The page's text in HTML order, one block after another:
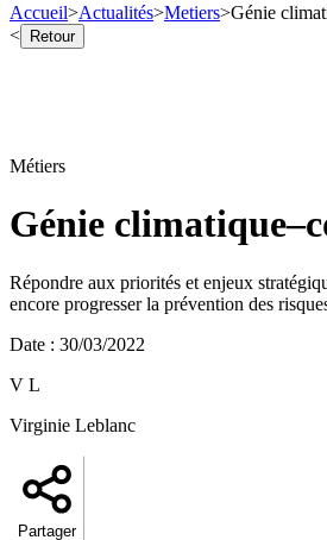
Accueil>Actualités>Metiers>Génie
< Retour
Métiers
Génie
Répondre aux priorités et enjeux
encore progresser la prévention des
Date : 30/03/2022
V L
Virginie Leblanc
Partager